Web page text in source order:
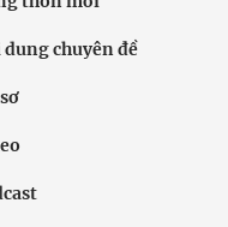
dung chuyên đề